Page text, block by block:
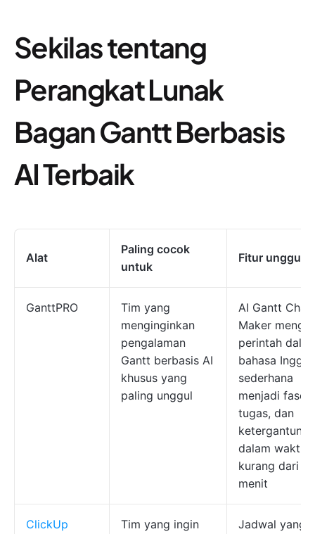
Sekilas tentang
Perangkat Lunak
Bagan Gantt Berbasis
AI Terbaik
Alat
Paling cocok
untuk
Fitur
GanttPRO
Tim yang
menginginkan
pengalaman
Gantt berbasis AI
khusus yang
paling unggul
AI Gantt Chart
Maker
perintah
bahasa Inggris
sederhana
menjadi fase,
tugas, dan
dalam waktu
kurang dari
menit
ClickUp
Tim yang ingin
Jadwal yang